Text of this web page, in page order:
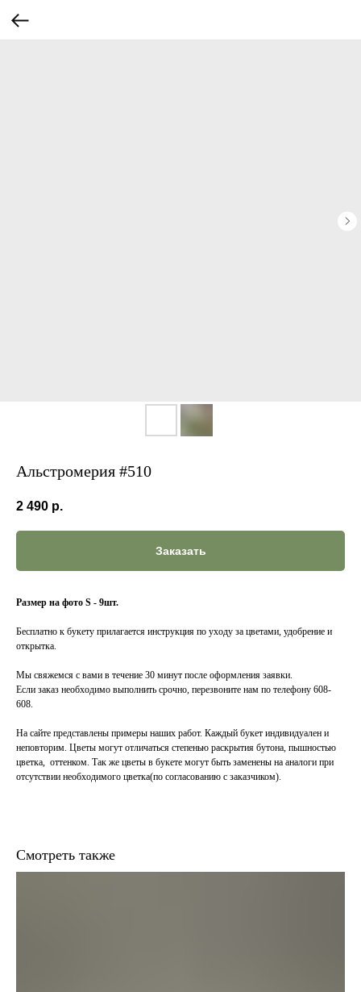
Альстромерия #510
2 490 р.
Заказать
Размер на фото S - 9шт.
Бесплатно к букету прилагается инструкция по уходу за цветами, удобрение и
открытка.
Мы свяжемся с вами в течение 30 минут после оформления заявки.
Если заказ необходимо выполнить срочно, перезвоните нам по телефону 608-
608.
На сайте представлены примеры наших работ. Каждый букет индивидуален и
неповторим. Цветы могут отличаться степенью раскрытия бутона, пышностью
цветка, оттенком. Так же цветы в букете могут быть заменены на аналоги при
отсутствии необходимого цветка(по согласованию с заказчиком).
Смотреть также